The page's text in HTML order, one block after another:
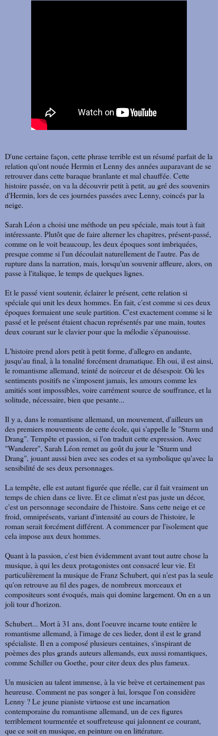
D'une certaine façon, cette phrase terrible est un résumé parfait de la
relation qu'ont nouée Hermin et Lenny des années auparavant de se
retrouver dans cette baraque branlante et mal chauffée. Cette
histoire passée, on va la découvrir petit à petit, au gré des souvenirs
d'Hermin, lors de ces journées passées avec Lenny, coincés par la
neige.
Sarah Léon a choisi une méthode un peu spéciale, mais tout à fait
intéressante. Plutôt que de faire alterner les chapitres, présent-passé,
comme on le voit beaucoup, les deux époques sont imbriquées,
presque comme si l'un découlait naturellement de l'autre. Pas de
rupture dans la narration, mais, lorsqu'un souvenir affleure, alors, on
passe à l'italique, le temps de quelques lignes.
Et le passé vient soutenir, éclairer le présent, cette relation si
spéciale qui unit les deux hommes. En fait, c'est comme si ces deux
époques formaient une seule partition. C'est exactement comme si le
passé et le présent étaient chacun représentés par une main, toutes
deux courant sur le clavier pour que la mélodie s'épanouisse.
L'histoire prend alors petit à petit forme, d'allegro en andante,
jusqu'au final, à la tonalité forcément dramatique. Eh oui, il est ainsi,
le romantisme allemand, teinté de noirceur et de désespoir. Où les
sentiments positifs ne s'imposent jamais, les amours comme les
amitiés sont impossibles, voire carrément source de souffrance, et la
solitude, nécessaire, bien que pesante...
Il y a, dans le romantisme allemand, un mouvement, d'ailleurs un
des premiers mouvements de cette école, qui s'appelle le "Sturm und
Drang". Tempête et passion, si l'on traduit cette expression. Avec
"Wanderer", Sarah Léon remet au goût du jour le "Sturm und
Drang", jouant aussi bien avec ses codes et sa symbolique qu'avec la
sensibilité de ses deux personnages.
La tempête, elle est autant figurée que réelle, car il fait vraiment un
temps de chien dans ce livre. Et ce climat n'est pas juste un décor,
c'est un personnage secondaire de l'histoire. Sans cette neige et ce
froid, omniprésents, variant d'intensité au cours de l'histoire, le
roman serait forcément différent. A commencer par l'isolement que
cela impose aux deux hommes.
Quant à la passion, c'est bien évidemment avant tout autre chose la
musique, à qui les deux protagonistes ont consacré leur vie. Et
particulièrement la musique de Franz Schubert, qui n'est pas la seule
qu'on retrouve au fil des pages, de nombreux morceaux et
compositeurs sont évoqués, mais qui domine largement. On en a un
joli tour d'horizon.
Schubert... Mort à 31 ans, dont l'oeuvre incarne toute entière le
romantisme allemand, à l'image de ces lieder, dont il est le grand
spécialiste. Il en a composé plusieurs centaines, s'inspirant de
poèmes des plus grands auteurs allemands, eux aussi romantiques,
comme Schiller ou Goethe, pour citer deux des plus fameux.
Un musicien au talent immense, à la vie brève et certainement pas
heureuse. Comment ne pas songer à lui, lorsque l'on considère
Lenny ? Le jeune pianiste virtuose est une incarnation
contemporaine du romantisme allemand, un de ces figures
terriblement tourmentée et souffreteuse qui jalonnent ce courant,
que ce soit en musique, en peinture ou en littérature.